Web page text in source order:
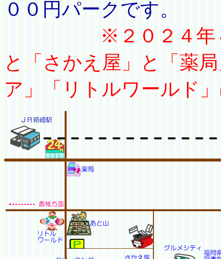
００円パークです。
※２０２４年
と「さかえ屋」と「薬
ア」「リトルワールド